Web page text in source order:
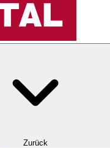
Zurück